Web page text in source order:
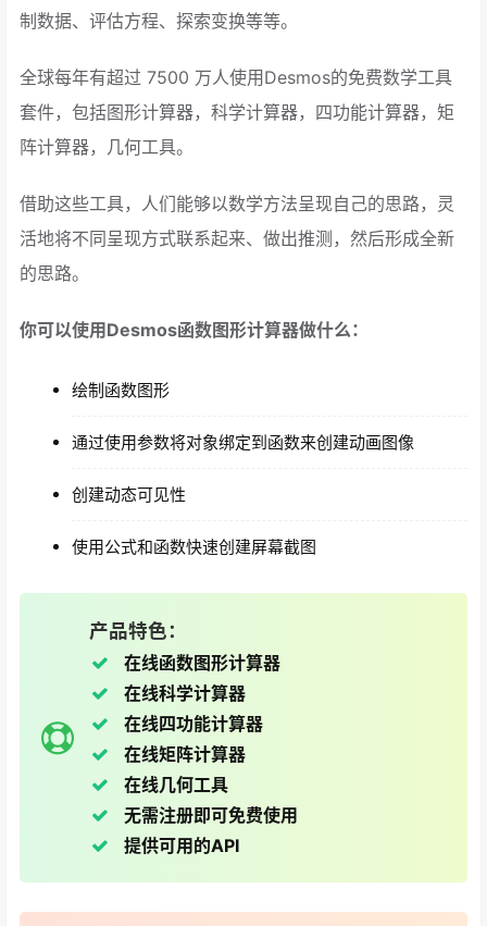
制数据、评估方程、探索变换等等。
全球每年有超过 7500 万人使用Desmos的免费数学工具
套件，包括图形计算器，科学计算器，四功能计算器，矩
阵计算器，几何工具。
借助这些工具，人们能够以数学方法呈现自己的思路，灵
活地将不同呈现方式联系起来、做出推测，然后形成全新
的思路。
你可以使用Desmos函数图形计算器做什么：
绘制函数图形
通过使用参数将对象绑定到函数来创建动画图像
创建动态可见性
使用公式和函数快速创建屏幕截图
产品特色：
在线函数图形计算器
在线科学计算器
在线四功能计算器
在线矩阵计算器
在线几何工具
无需注册即可免费使用
提供可用的API